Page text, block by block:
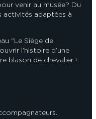
venir au musée ? Du
activités adaptées à
"Le Siège de
l’histoire d’une
blason de chevalier !